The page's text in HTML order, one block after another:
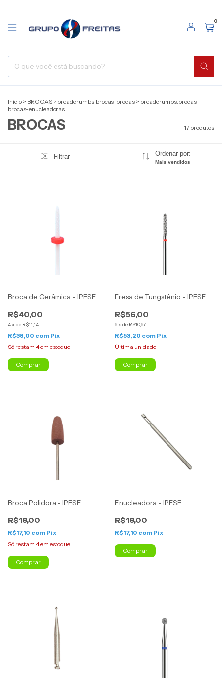
0
Início > BROCAS > breadcrumbs.brocas-brocas > breadcrumbs.brocas-
brocas-enucleadoras
BROCAS 17 produtos
Filtrar Ordenar por:
Mais vendidos
Broca de Cerâmica - IPESE
R$40,00
4x de R$11,14
R$38,00 com Pix
Só restam 4em estoque!
Comprar
Fresa de Tungstênio - IPESE
R$56,00
6x de R$10,67
R$53,20 com Pix
Última unidade
Comprar
Broca Polidora - IPESE
R$18,00
R$17,10 com Pix
Só restam 4em estoque!
Comprar
Enucleadora - IPESE
R$18,00
R$17,10 com Pix
Comprar